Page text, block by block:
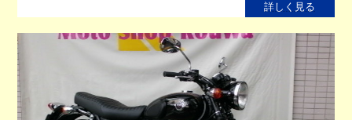
詳しく見る